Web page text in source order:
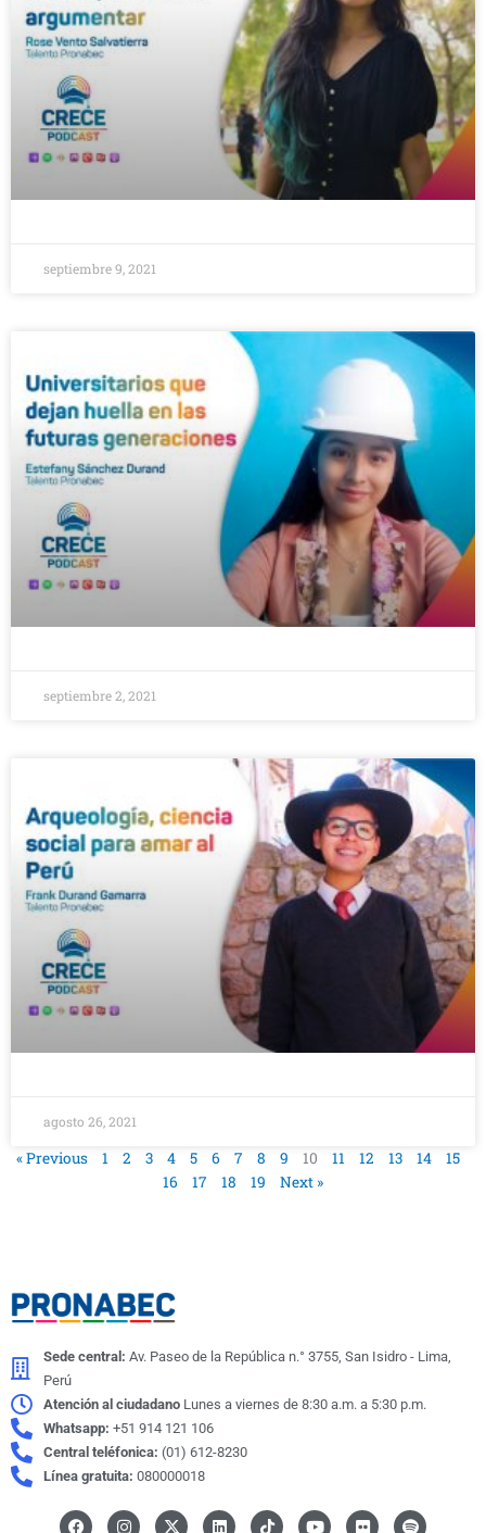
septiembre 9, 2021
septiembre 2, 2021
agosto 26, 2021
« Previous 1 2 3 4 5 6 7 8 9 10 11 12 13 14
15
16
17 18 19 Next »
Sede central: Av. Paseo de la República n.° 3755, San Isidro - Lima,
Perú
Atención al ciudadano Lunes a viernes de 8:30 a.m. a 5:30 p.m.
Whatsapp: +51 914 121 106
Central teléfonica: (01) 612-8230
Línea gratuita: 080000018
F
I
X
L
I
Y
F
S